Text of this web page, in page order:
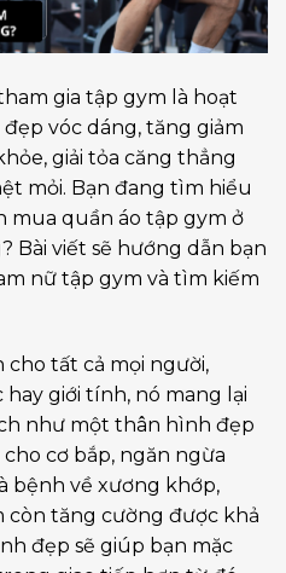
gia tập gym là hoạt
vóc dáng, tăng giảm
giải tỏa căng thẳng
mỏi. Bạn đang tìm hiểu
mua quần áo tập gym ở
Bài viết sẽ hướng dẫn bạn
nữ tập gym và tìm kiếm
tất cả mọi người,
giới tính, nó mang lại
như một thân hình đẹp
cơ bắp, ngăn ngừa
bệnh về xương khớp,
còn tăng cường được khả
đẹp sẽ giúp bạn mặc